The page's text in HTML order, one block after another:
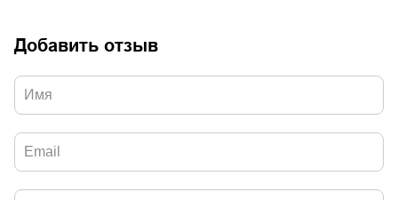
Добавить отзыв